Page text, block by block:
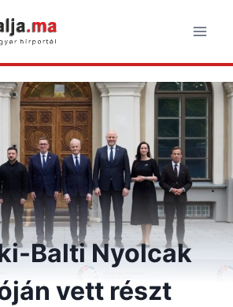
Balti Nyolcak
vett részt